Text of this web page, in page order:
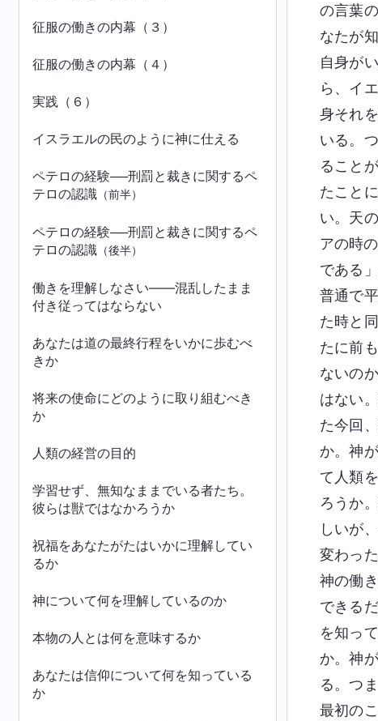
征服の働きの内幕（３）
征服の働きの内幕（４）
実践（６）
イスラエルの民のように神に仕える
ペテロの経験──刑罰と裁きに関するペ
テロの認識 （前半）
ペテロの経験──刑罰と裁きに関するペ
テロの認識 （後半）
働きを理解しなさい――混乱したまま
付き従ってはならない
あなたは道の最終行程をいかに歩むべ
きか
将来の使命にどのように取り組むべき
か
人類の経営の目的
学習せず、無知なままでいる者たち。
彼らは獣ではなかろうか
祝福をあなたがたはいかに理解してい
るか
神について何を理解しているのか
本物の人とは何を意味するか
あなたは信仰について何を知っている
か
の言葉
なたが
自身が
ら、イ
身それ
いる。
ること
たこと
い。天
アの時
である
普通で
た時と
たに前
ないの
はない
た今回
か。神
て人類
ろうか
しいが
変わっ
神の働
できる
を知っ
か。神
る。つ
最初の